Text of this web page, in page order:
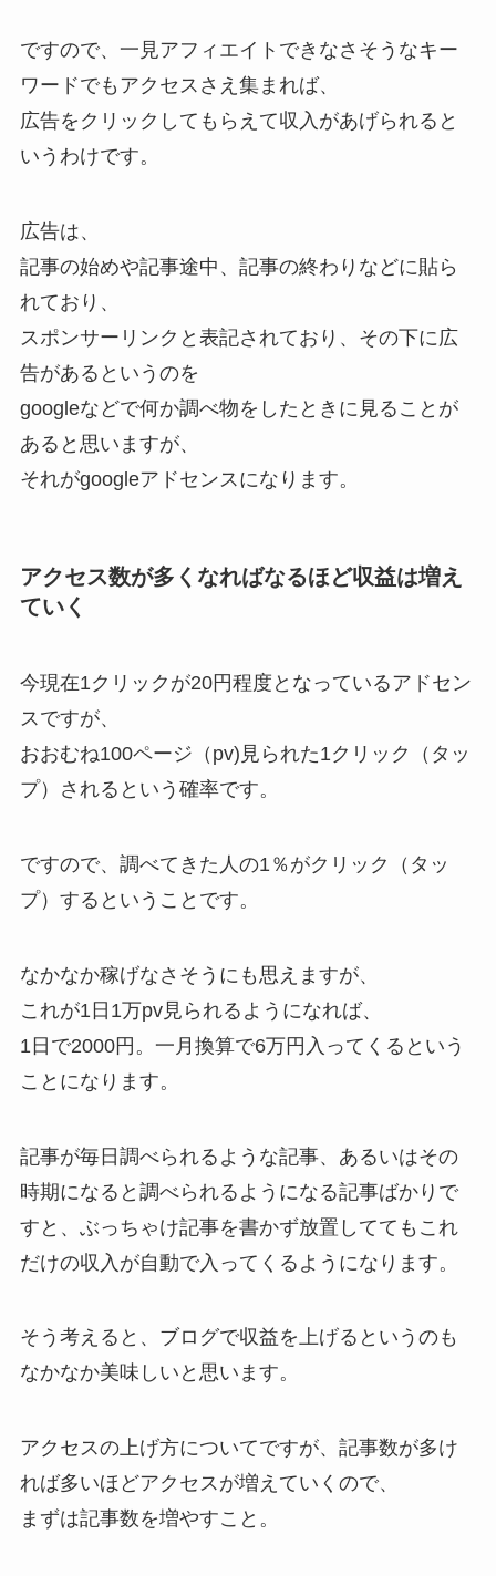
ですので、一見アフィエイトできなさそうなキー
ワードでもアクセスさえ集まれば、
広告をクリックしてもらえて収入があげられると
いうわけです。
広告は、
記事の始めや記事途中、記事の終わりなどに貼ら
れており、
スポンサーリンクと表記されており、その下に広
告があるというのを
googleなどで何か調べ物をしたときに見ることが
あると思いますが、
それがgoogleアドセンスになります。
アクセス数が多くなればなるほど収益は増え
ていく
今現在1クリックが20円程度となっているアドセン
スですが、
おおむね100ページ（pv)見られた1クリック（タッ
プ）されるという確率です。
ですので、調べてきた人の1％がクリック（タッ
プ）するということです。
なかなか稼げなさそうにも思えますが、
これが1日1万pv見られるようになれば、
1日で2000円。一月換算で6万円入ってくるという
ことになります。
記事が毎日調べられるような記事、あるいはその
時期になると調べられるようになる記事ばかりで
すと、ぶっちゃけ記事を書かず放置しててもこれ
だけの収入が自動で入ってくるようになります。
そう考えると、ブログで収益を上げるというのも
なかなか美味しいと思います。
アクセスの上げ方についてですが、記事数が多け
れば多いほどアクセスが増えていくので、
まずは記事数を増やすこと。